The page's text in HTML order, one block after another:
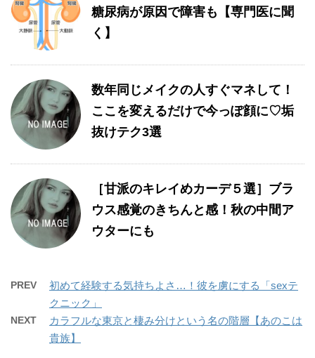
糖尿病が原因で障害も【専門医に聞
く】
数年同じメイクの人すぐマネして！
ここを変えるだけで今っぽ顔に♡垢
抜けテク3選
［甘派のキレイめカーデ５選］ブラ
ウス感覚のきちんと感！秋の中間ア
ウターにも
PREV
初めて経験する気持ちよさ…！彼を虜にする「sexテ
クニック」
NEXT
カラフルな東京と棲み分けという名の階層【あのこは
貴族】